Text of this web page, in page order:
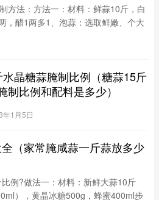
方法：方法一：材料：鲜蒜10斤，白
，醋1两多1、泡蒜：选取鲜嫩、个大
间。每天换一次水，把蒜的嫩味泡出
水晶糖蒜腌制比例（糖蒜15斤
制比例和配料是多少）
年1月5日
（家常腌咸蒜一斤蒜放多少
例?做法一：材料：新鲜大蒜10斤
），黄晶冰糖500g，蜂蜜400ml步